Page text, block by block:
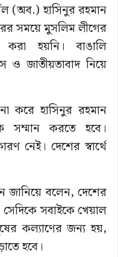
(অব.) হাসিনুর রহমান
সময়ে মুসলিম লীগের
হয়নি। বাঙালি
ও জাতীয়তাবাদ নিয়ে
করে হাসিনুর রহমান
সম্মান করতে হবে।
নেই। দেশের স্বার্থে
জানিয়ে বলেন, দেশের
সবাইকে খেয়াল
কল্যাণের জন্য হয়,
হবে।